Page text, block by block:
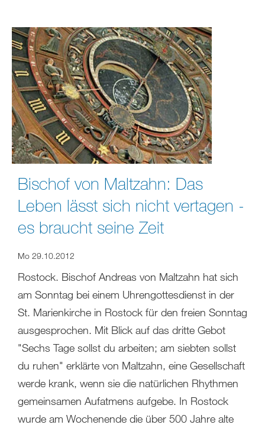
Bischof von Maltzahn: Das
Leben lässt sich nicht vertagen -
es braucht seine Zeit
Mo 29.10.2012
Rostock. Bischof Andreas von Maltzahn hat sich
am Sonntag bei einem Uhrengottesdienst in der
St. Marienkirche in Rostock für den freien Sonntag
ausgesprochen. Mit Blick auf das dritte Gebot
"Sechs Tage sollst du arbeiten; am siebten sollst
du ruhen" erklärte von Maltzahn, eine Gesellschaft
werde krank, wenn sie die natürlichen Rhythmen
gemeinsamen Aufatmens aufgebe. In Rostock
wurde am Wochenende die über 500 Jahre alte